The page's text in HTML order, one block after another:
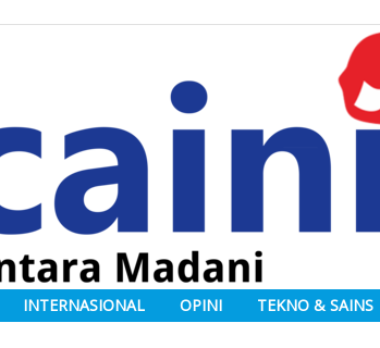
INTERNASIONAL OPINI TEKNO & SAINS